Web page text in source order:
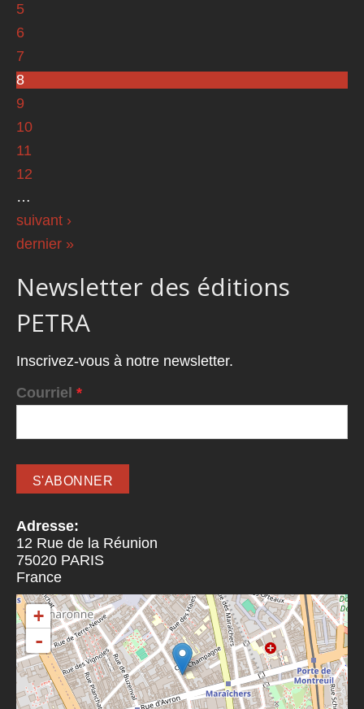
5
6
7
8
9
10
11
12
…
suivant ›
dernier »
Newsletter des éditions
PETRA
Inscrivez-vous à notre newsletter.
Courriel *
Adresse:
12 Rue de la Réunion
75020 PARIS
France
+
-